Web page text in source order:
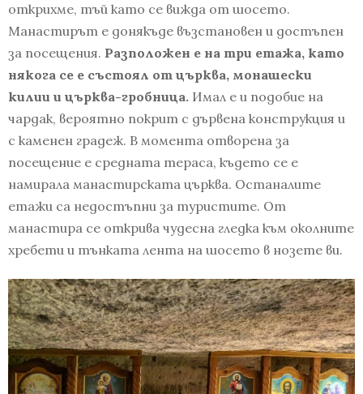
открихме, тъй като се вижда от шосето.
Манастирът е донякъде възстановен и достъпен
за посещения. Разположен е на три етажа, като
някога се е състоял от църква, монашески
килии и църква-гробница. Имал е и подобие на
чардак, вероятно покрит с дървена конструкция и
с каменен градеж. В момента отворена за
посещение е средната тераса, където се е
намирала манастирската църква. Останалите
етажи са недостъпни за туристите. От
манастира се открива чудесна гледка към околните
хребети и тънката лента на шосето в нозете ви.